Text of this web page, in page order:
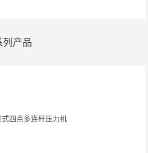
列产品